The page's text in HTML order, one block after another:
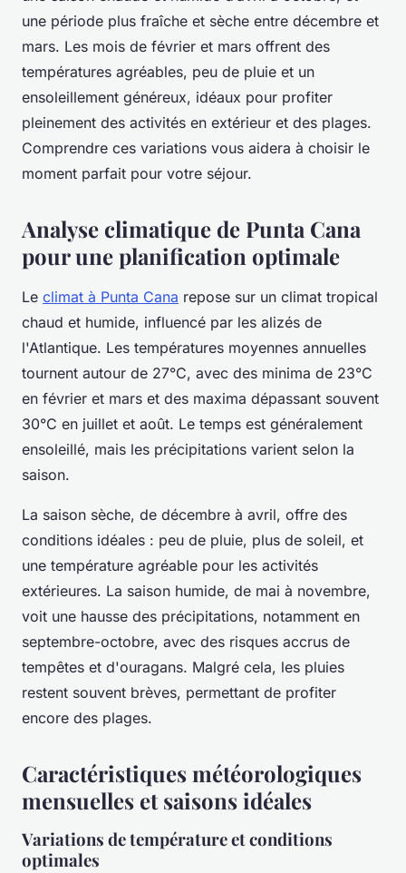
une période plus fraîche et sèche entre décembre et
mars. Les mois de février et mars offrent des
températures agréables, peu de pluie et un
ensoleillement généreux, idéaux pour profiter
pleinement des activités en extérieur et des plages.
Comprendre ces variations vous aidera à choisir le
moment parfait pour votre séjour.
Analyse climatique de Punta Cana
pour une planification optimale
Le climat à Punta Cana repose sur un climat tropical
chaud et humide, influencé par les alizés de
l'Atlantique. Les températures moyennes annuelles
tournent autour de 27°C, avec des minima de 23°C
en février et mars et des maxima dépassant souvent
30°C en juillet et août. Le temps est généralement
ensoleillé, mais les précipitations varient selon la
saison.
La saison sèche, de décembre à avril, offre des
conditions idéales : peu de pluie, plus de soleil, et
une température agréable pour les activités
extérieures. La saison humide, de mai à novembre,
voit une hausse des précipitations, notamment en
septembre-octobre, avec des risques accrus de
tempêtes et d'ouragans. Malgré cela, les pluies
restent souvent brèves, permettant de profiter
encore des plages.
Caractéristiques météorologiques
mensuelles et saisons idéales
Variations de température et conditions
optimales